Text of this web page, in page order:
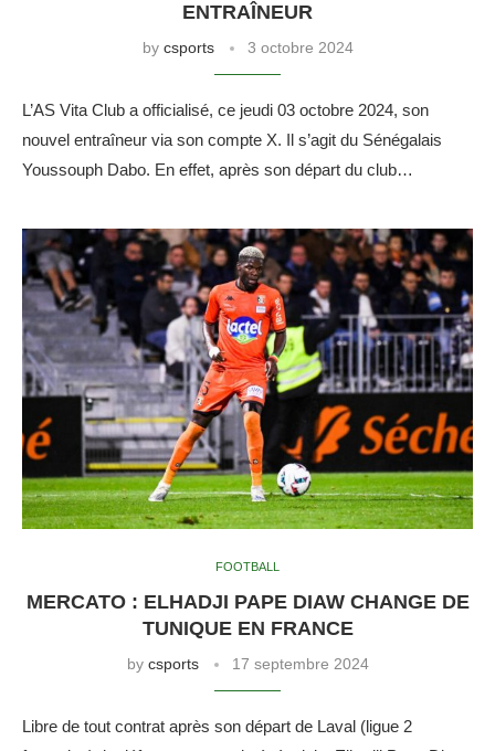
ENTRAÎNEUR
by csports 3 octobre 2024
L’AS Vita Club a officialisé, ce jeudi 03 octobre 2024, son
nouvel entraîneur via son compte X. Il s’agit du Sénégalais
Youssouph Dabo. En effet, après son départ du club…
FOOTBALL
MERCATO : ELHADJI PAPE DIAW CHANGE DE
TUNIQUE EN FRANCE
by csports 17 septembre 2024
Libre de tout contrat après son départ de Laval (ligue 2